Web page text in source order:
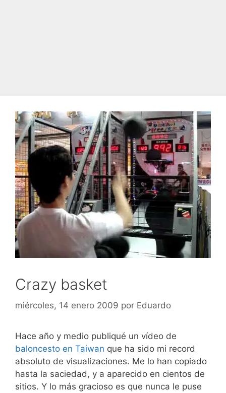
Crazy basket
miércoles, 14 enero 2009 por Eduardo
Hace año y medio publiqué un vídeo de
baloncesto en Taiwan que ha sido mi record
absoluto de visualizaciones. Me lo han copiado
hasta la saciedad, y a aparecido en cientos de
sitios. Y lo más gracioso es que nunca le puse